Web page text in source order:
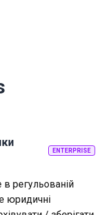
ENTERPRISE
в регульованій
юридичні